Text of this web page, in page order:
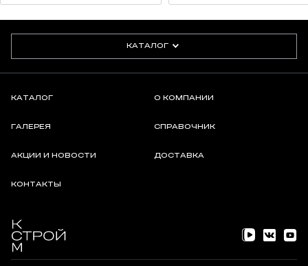
КАТАЛОГ
КАТАЛОГ О КОМПАНИИ
ГАЛЕРЕЯ СПРАВОЧНИК
АКЦИИ И НОВОСТИ ДОСТАВКА
КОНТАКТЫ